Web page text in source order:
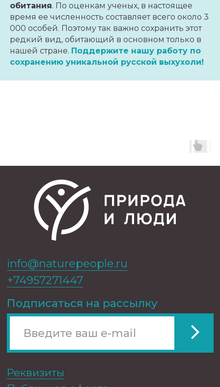
обитания. По оценкам ученых, в настоящее
время ее численность составляет всего около 3
000 особей. Поэтому так важно сохранить этот
редкий вид, обитающий в основном только в
нашей стране. Поддержите нашу работу по
сохранению уникальной русской выхухоли!